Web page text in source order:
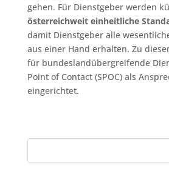
gehen. Für Dienstgeber werden
österreichweit einheitliche
damit Dienstgeber alle
aus einer Hand erhalten. Zu
für bundeslandübergreifende
Point of Contact (SPOC) als
eingerichtet.